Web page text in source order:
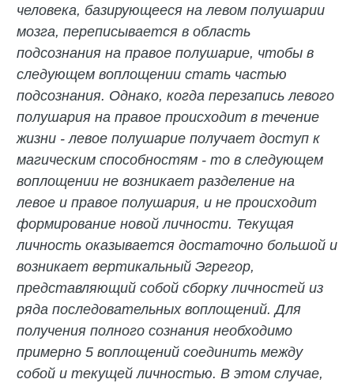
человека, базирующееся на левом полушарии
мозга, переписывается в область
подсознания на правое полушарие, чтобы в
следующем воплощении стать частью
подсознания. Однако, когда перезапись левого
полушария на правое происходит в течение
жизни - левое полушарие получает доступ к
магическим способностям - то в следующем
воплощении не возникает разделение на
левое и правое полушария, и не происходит
формирование новой личности. Текущая
личность оказывается достаточно большой и
возникает вертикальный Эгрегор,
представляющий собой сборку личностей из
ряда последовательных воплощений. Для
получения полного сознания необходимо
примерно 5 воплощений соединить между
собой и текущей личностью. В этом случае,